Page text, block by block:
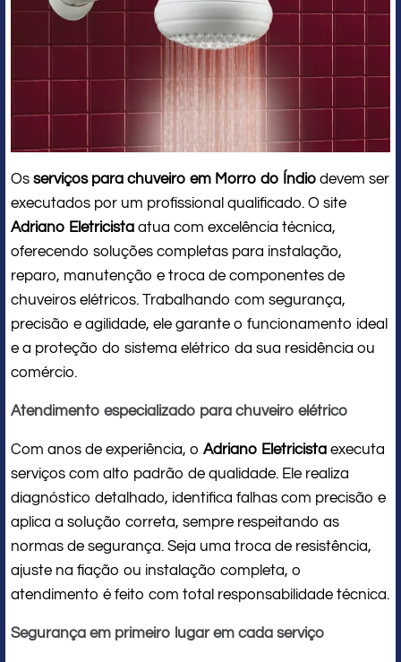
Os serviços para chuveiro em Morro do Índio devem ser
executados por um profissional qualificado. O site
Adriano Eletricista atua com excelência técnica,
oferecendo soluções completas para instalação,
reparo, manutenção e troca de componentes de
chuveiros elétricos. Trabalhando com segurança,
precisão e agilidade, ele garante o funcionamento ideal
e a proteção do sistema elétrico da sua residência ou
comércio.
Atendimento especializado para chuveiro elétrico
Com anos de experiência, o Adriano Eletricista executa
serviços com alto padrão de qualidade. Ele realiza
diagnóstico detalhado, identifica falhas com precisão e
aplica a solução correta, sempre respeitando as
normas de segurança. Seja uma troca de resistência,
ajuste na fiação ou instalação completa, o
atendimento é feito com total responsabilidade técnica.
Segurança em primeiro lugar em cada serviço